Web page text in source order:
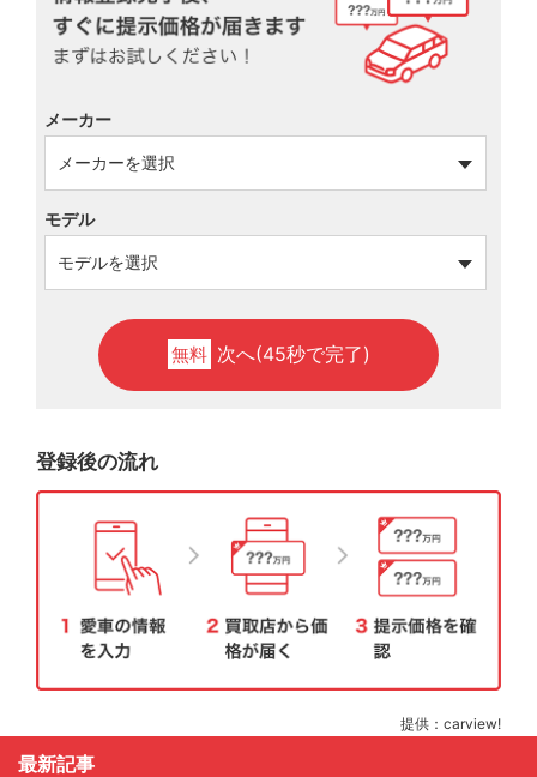
メーカー
モデル
無料 次へ(45秒で完了)
登録後の流れ
提供：carview!
最新記事